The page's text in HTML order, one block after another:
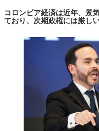
コロンビア経済は近年、景
ており、次期政権には厳し